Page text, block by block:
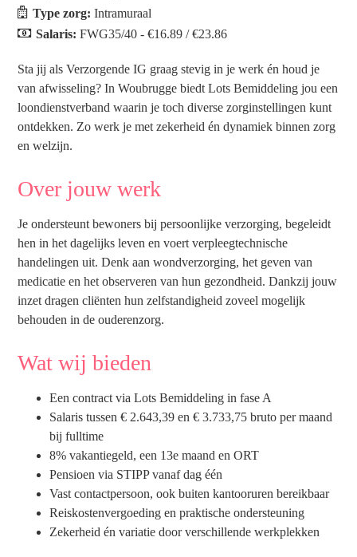
Type zorg:Intramuraal
Salaris:FWG35/40 - €16.89 / €23.86
Sta jij als Verzorgende IG graag stevig in je werk én houd je
van afwisseling? In Woubrugge biedt Lots Bemiddeling jou een
loondienstverband waarin je toch diverse zorginstellingen kunt
ontdekken. Zo werk je met zekerheid én dynamiek binnen zorg
en welzijn.
Over jouw werk
Je ondersteunt bewoners bij persoonlijke verzorging, begeleidt
hen in het dagelijks leven en voert verpleegtechnische
handelingen uit. Denk aan wondverzorging, het geven van
medicatie en het observeren van hun gezondheid. Dankzij jouw
inzet dragen cliënten hun zelfstandigheid zoveel mogelijk
behouden in de ouderenzorg.
Wat wij bieden
Een contract via Lots Bemiddeling in fase A
Salaris tussen € 2.643,39 en € 3.733,75 bruto per maand
bij fulltime
8% vakantiegeld, een 13e maand en ORT
Pensioen via STIPP vanaf dag één
Vast contactpersoon, ook buiten kantooruren bereikbaar
Reiskostenvergoeding en praktische ondersteuning
Zekerheid én variatie door verschillende werkplekken